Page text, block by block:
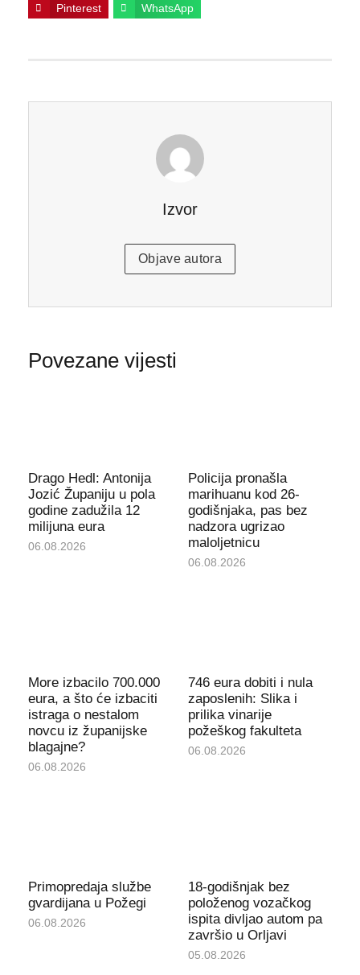
Pinterest WhatsApp
Izvor
Objave autora
Povezane vijesti
Drago Hedl: Antonija
Jozić Županiju u pola
godine zadužila 12
milijuna eura
06.08.2026
Policija pronašla
marihuanu kod 26-
godišnjaka, pas bez
nadzora ugrizao
maloljetnicu
06.08.2026
More izbacilo 700.000
eura, a što će izbaciti
istraga o nestalom
novcu iz županijske
blagajne?
06.08.2026
746 eura dobiti i nula
zaposlenih: Slika i
prilika vinarije
požeškog fakulteta
06.08.2026
Primopredaja službe
gvardijana u Požegi
06.08.2026
18-godišnjak bez
položenog vozačkog
ispita divljao autom pa
završio u Orljavi
05.08.2026